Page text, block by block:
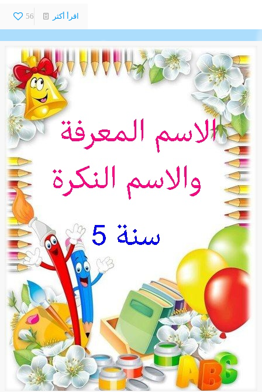
56 اقرأ أكثر